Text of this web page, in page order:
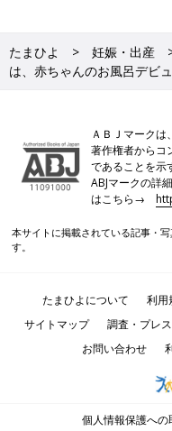
たまひよ 妊娠・出産
は、赤ちゃんのお風呂デビ
ＡＢＪマークは
著作権者からコ
であることを示
ABJマークの詳
はこちら→
本サイトに掲載されている記事・
す。
たまひよについて 利用
サイトマップ
調査・プレ
お問い合わせ
個人情報保護へ